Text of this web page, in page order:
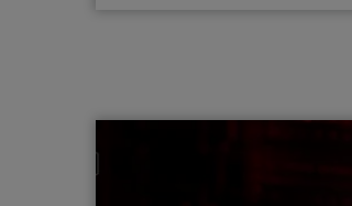
reforzar la defensa de los
Madrid, 21 de julio de 2026 –
Technologies, líder global en